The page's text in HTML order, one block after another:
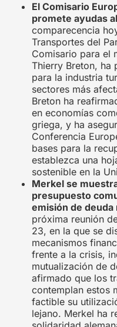
El Comisario
promete ayudas
comparecencia
Transportes del
Comisario para el
Thierry Breton, ha
para la industria
sectores más
Breton ha
en economías
griega, y ha
Conferencia
bases para la
establezca una
sostenible en la
Merkel se
presupuesto
emisión de deuda
próxima reunión
23, en la que se
mecanismos
frente a la crisis,
mutualización de
afirmado que los
contemplan estos
factible su
lejano. Merkel ha